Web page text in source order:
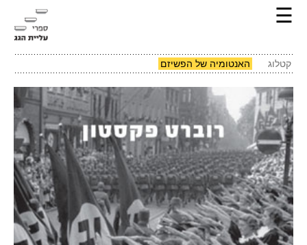
☰
קטלוג האנטומיה של הפשיזם